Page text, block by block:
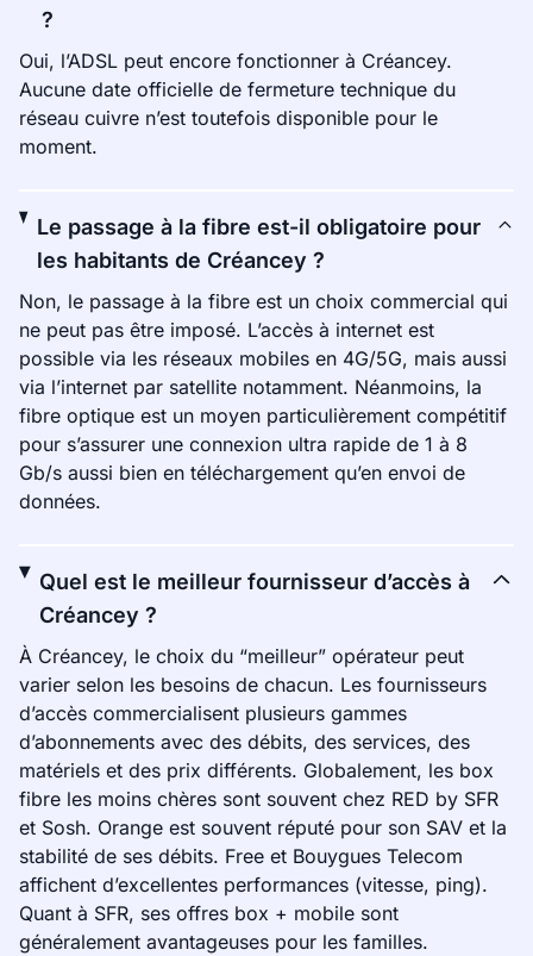
?
Oui, l’ADSL peut encore fonctionner à Créancey.
Aucune date officielle de fermeture technique du
réseau cuivre n’est toutefois disponible pour le
moment.
Le passage à la fibre est-il obligatoire pour
les habitants de Créancey ?
Non, le passage à la fibre est un choix commercial qui
ne peut pas être imposé. L’accès à internet est
possible via les réseaux mobiles en 4G/5G, mais aussi
via l’internet par satellite notamment. Néanmoins, la
fibre optique est un moyen particulièrement compétitif
pour s’assurer une connexion ultra rapide de 1 à 8
Gb/s aussi bien en téléchargement qu’en envoi de
données.
Quel est le meilleur fournisseur d’accès à
Créancey ?
À Créancey, le choix du “meilleur” opérateur peut
varier selon les besoins de chacun. Les fournisseurs
d’accès commercialisent plusieurs gammes
d’abonnements avec des débits, des services, des
matériels et des prix différents. Globalement, les box
fibre les moins chères sont souvent chez RED by SFR
et Sosh. Orange est souvent réputé pour son SAV et la
stabilité de ses débits. Free et Bouygues Telecom
affichent d’excellentes performances (vitesse, ping).
Quant à SFR, ses offres box + mobile sont
généralement avantageuses pour les familles.